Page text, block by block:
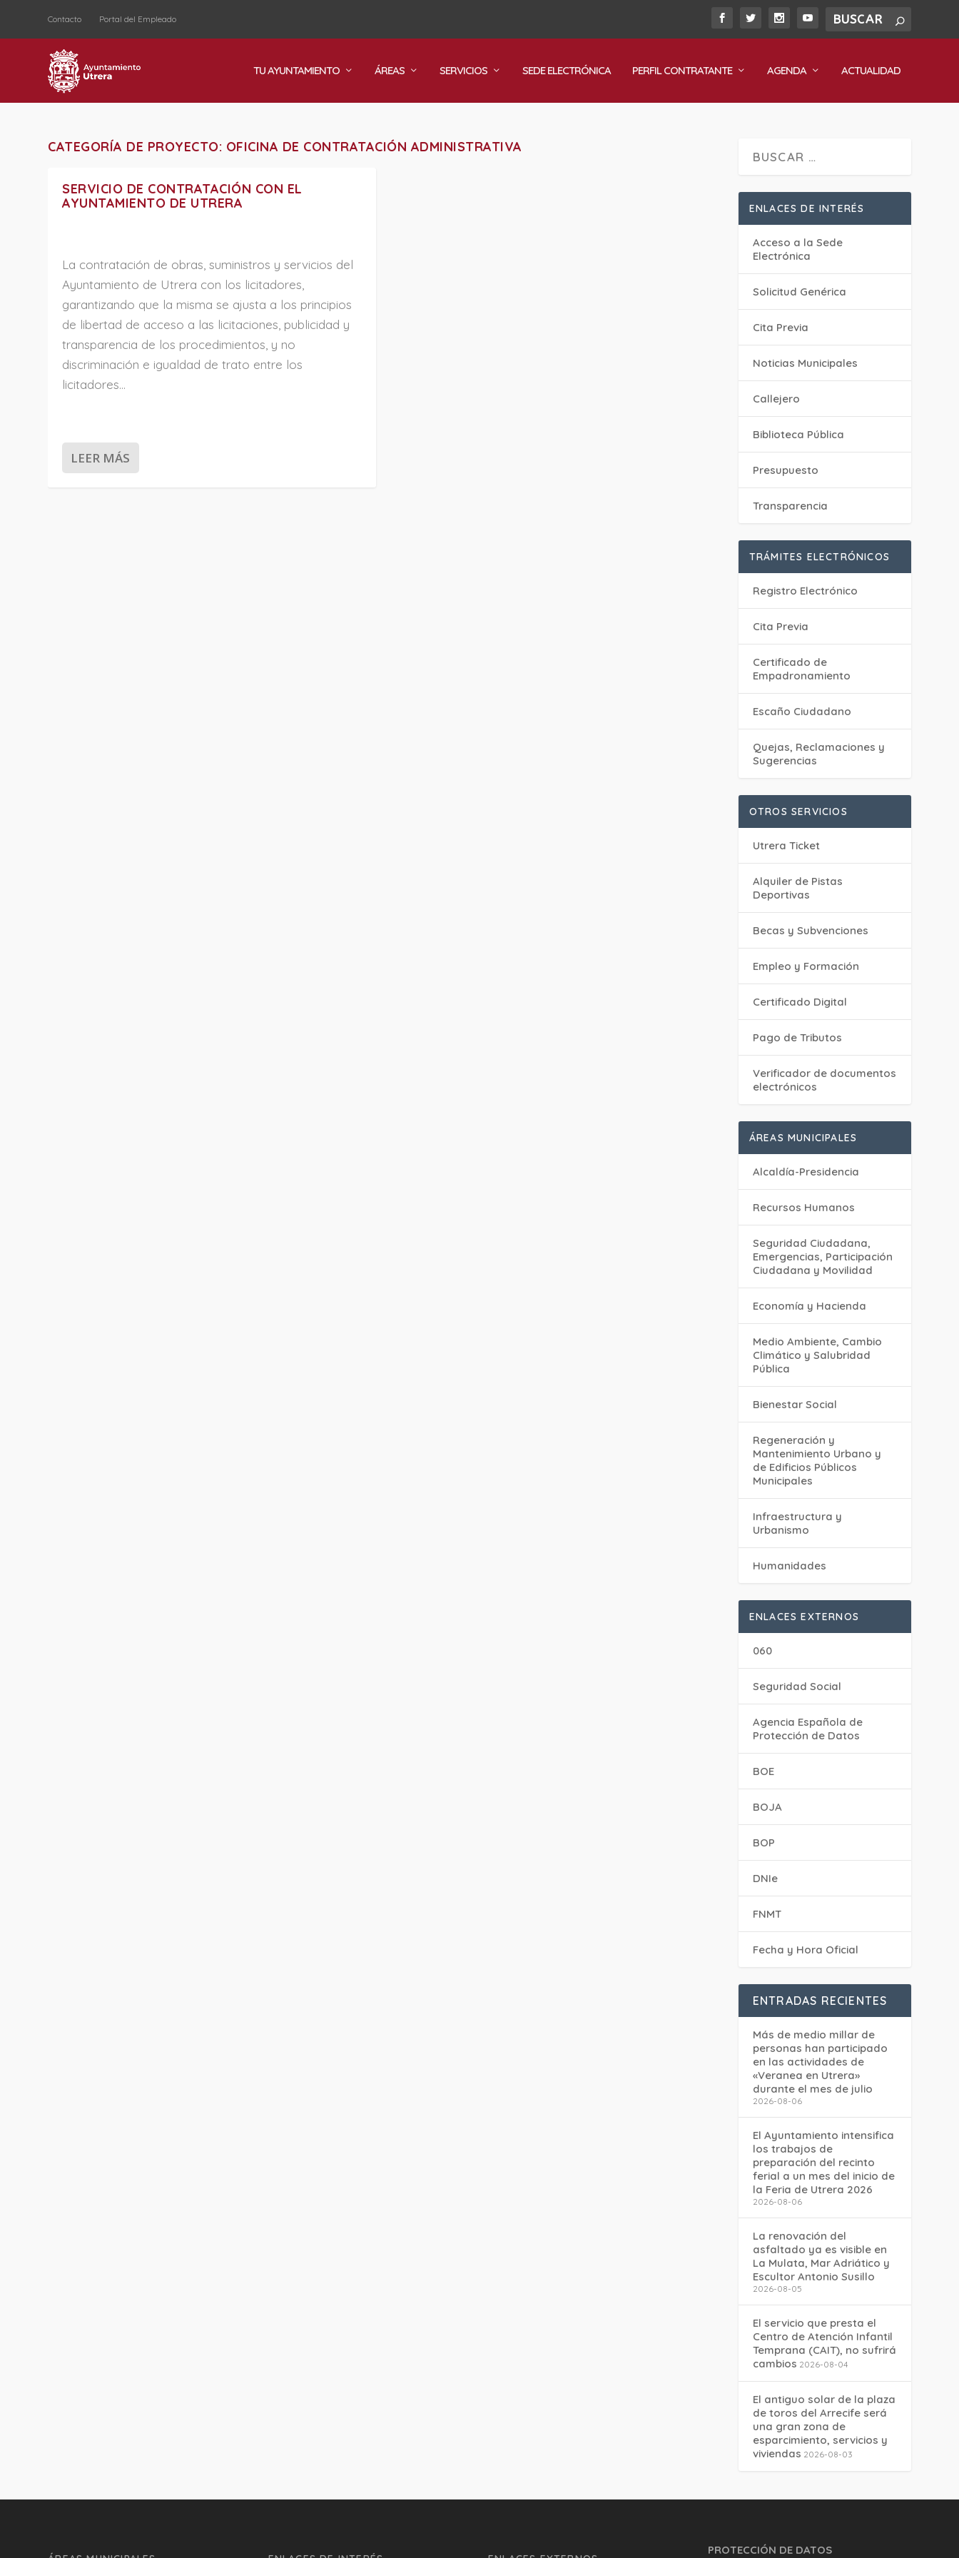
Contacto Portal del Empleado
TU AYUNTAMIENTO ÁREAS SERVICIOS SEDE ELECTRÓNICA PERFIL CONTRATANTE AGENDA ACTUALIDAD
CATEGORÍA DE PROYECTO: OFICINA DE CONTRATACIÓN ADMINISTRATIVA
SERVICIO DE CONTRATACIÓN CON EL
AYUNTAMIENTO DE UTRERA
La contratación de obras, suministros y servicios del
Ayuntamiento de Utrera con los licitadores,
garantizando que la misma se ajusta a los principios
de libertad de acceso a las licitaciones, publicidad y
transparencia de los procedimientos, y no
discriminación e igualdad de trato entre los
licitadores…
LEER MÁS
ENLACES DE INTERÉS
Acceso a la Sede
Electrónica
Solicitud Genérica
Cita Previa
‎Noticias Municipales
Callejero
Biblioteca Pública
Presupuesto
Transparencia
TRÁMITES ELECTRÓNICOS
Registro Electrónico
Cita Previa
Certificado de
Empadronamiento
Escaño Ciudadano
Quejas, Reclamaciones y
Sugerencias
OTROS SERVICIOS
Utrera Ticket
Alquiler de Pistas
Deportivas
Becas y Subvenciones
Empleo y Formación
Certificado Digital
Pago de Tributos
Verificador de documentos
electrónicos
ÁREAS MUNICIPALES
Alcaldía-Presidencia
Recursos Humanos
Seguridad Ciudadana,
Emergencias, Participación
Ciudadana y Movilidad
Economía y Hacienda
Medio Ambiente, Cambio
Climático y Salubridad
Pública
Bienestar Social
Regeneración y
Mantenimiento Urbano y
de Edificios Públicos
Municipales
Infraestructura y
Urbanismo
Humanidades
ENLACES EXTERNOS
060
Seguridad Social
Agencia Española de
Protección de Datos
BOE
BOJA
BOP
DNIe
FNMT
Fecha y Hora Oficial
ENTRADAS RECIENTES
Más de medio millar de
personas han participado
en las actividades de
«Veranea en Utrera»
durante el mes de julio
2026-08-06
El Ayuntamiento intensifica
los trabajos de
preparación del recinto
ferial a un mes del inicio de
la Feria de Utrera 2026
2026-08-06
La renovación del
asfaltado ya es visible en
La Mulata, Mar Adriático y
Escultor Antonio Susillo
2026-08-05
El servicio que presta el
Centro de Atención Infantil
Temprana (CAIT), no sufrirá
cambios 2026-08-04
El antiguo solar de la plaza
de toros del Arrecife será
una gran zona de
esparcimiento, servicios y
viviendas 2026-08-03
PROTECCIÓN DE DATOS